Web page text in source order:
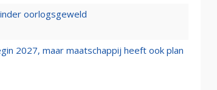
oorlogsgeweld
2027, maar maatschappij heeft ook plan